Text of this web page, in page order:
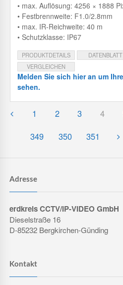
• max. Auflösung: 4256 × 1888
• Festbrennweite: F1.0/2.8mm
• max. IR-Reichweite: 40 m
• Schutzklasse: IP67
PRODUKTDETAILS
DATENBLATT
VERGLEICHEN
Melden Sie sich hier an um
sehen.
1 2 3 4
349
350 351
Adresse
erdkreis CCTV/IP-VIDEO GmbH
Dieselstraße 16
D-85232 Bergkirchen-Günding
Kontakt